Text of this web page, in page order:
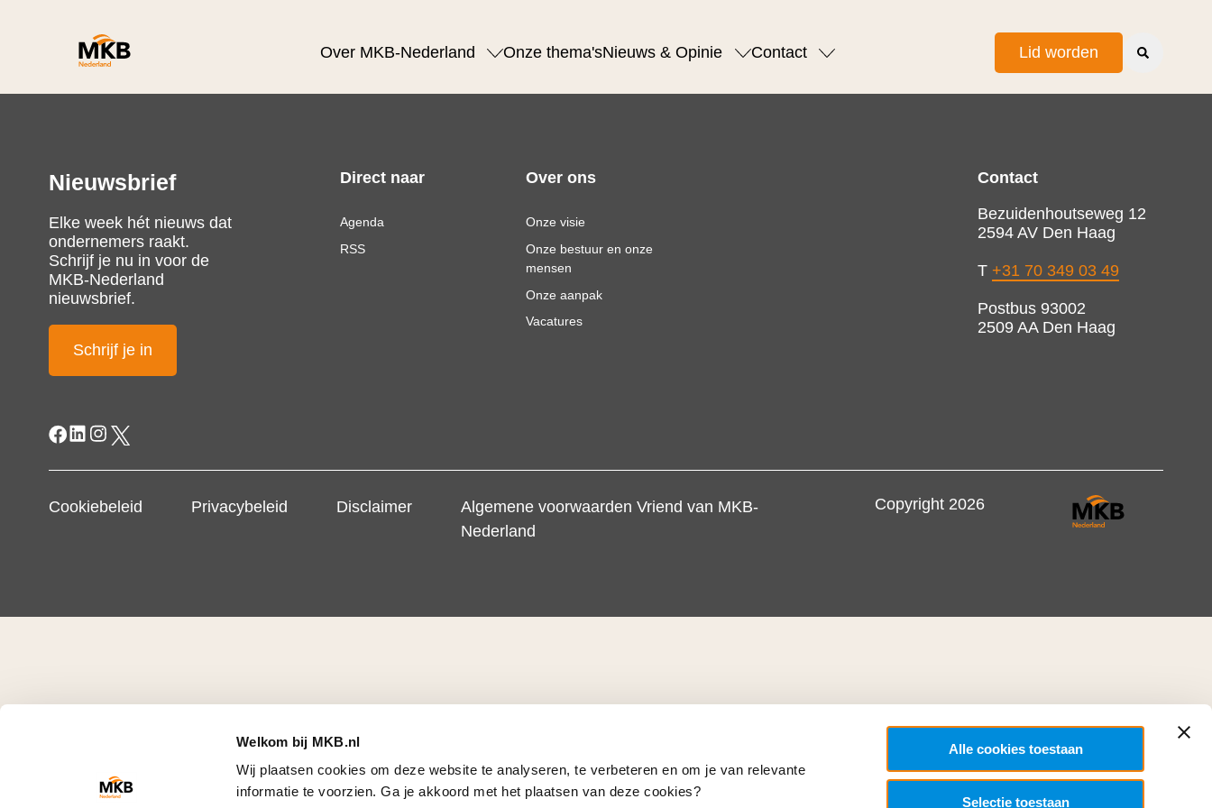
Welkom bij MKB.nl
Wij plaatsen cookies om deze website te analyseren, te verbeteren en om je van relevante
informatie te voorzien. Ga je akkoord met het plaatsen van deze cookies?
Alle cookies toestaan
Selectie toestaan
Over MKB-Nederland Onze thema'sNieuws & Opinie Contact Lid worden
Nieuwsbrief
Elke week hét nieuws dat
ondernemers raakt.
Schrijf je nu in voor de
MKB-Nederland
nieuwsbrief.
Schrijf je in
Direct naar
Agenda
RSS
Over ons
Onze visie
Onze bestuur en onze
mensen
Onze aanpak
Vacatures
Contact
Bezuidenhoutseweg 12
2594 AV Den Haag
T +31 70 349 03 49
Postbus 93002
2509 AA Den Haag
Cookiebeleid Privacybeleid Disclaimer
Algemene voorwaarden Vriend van MKB-
Nederland
Copyright 2026